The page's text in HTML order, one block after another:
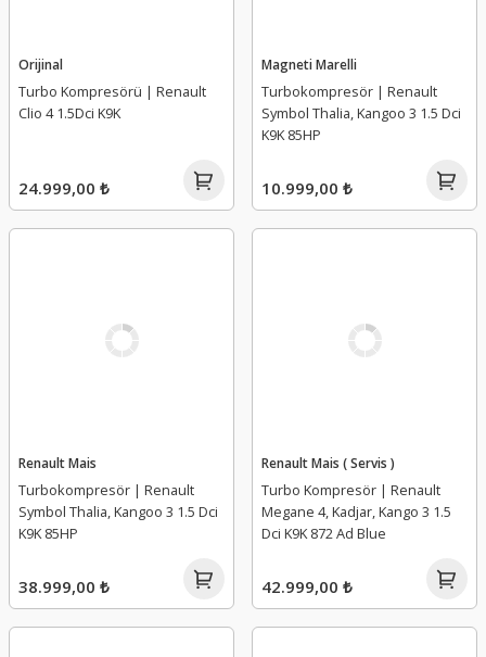
Orijinal
Turbo Kompresörü | Renault
Clio 4 1.5Dci K9K
24.999,00 ₺
Magneti Marelli
Turbokompresör | Renault
Symbol Thalia, Kangoo 3 1.5 Dci
K9K 85HP
10.999,00 ₺
Renault Mais
Turbokompresör | Renault
Symbol Thalia, Kangoo 3 1.5 Dci
K9K 85HP
38.999,00 ₺
Renault Mais ( Servis )
Turbo Kompresör | Renault
Megane 4, Kadjar, Kango 3 1.5
Dci K9K 872 Ad Blue
42.999,00 ₺